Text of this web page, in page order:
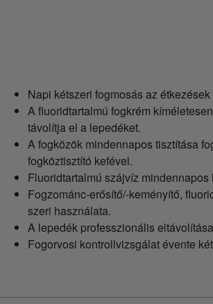
Napi kétszeri fogmosás az étkezések
A fluoridtartalmú fogkrém
távolítja el a lepedéket.
A fogközök mindennapos tisztítása
fogköztisztító kefével.
Fluoridtartalmú szájvíz mindennapos
Fogzománc-erősítő/-keményítő,
szeri használata.
A lepedék professzionális
Fogorvosi kontrollvizsgálat évente